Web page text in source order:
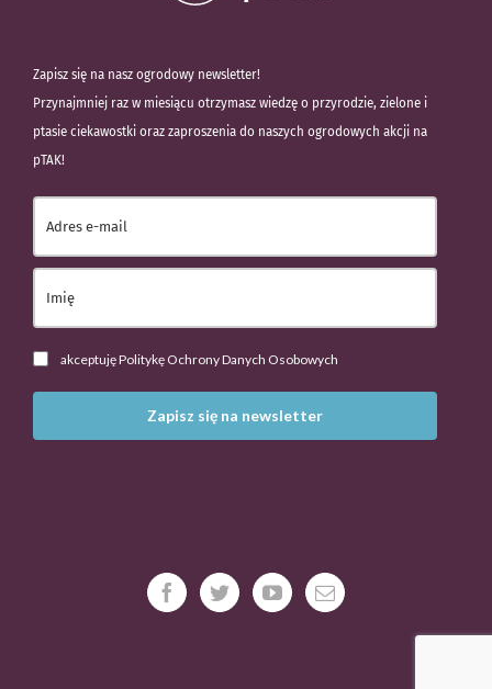
Zapisz się na nasz ogrodowy newsletter!
Przynajmniej raz w miesiącu otrzymasz wiedzę o przyrodzie, zielone i
ptasie ciekawostki oraz zaproszenia do naszych ogrodowych akcji na
pTAK!
akceptuję Politykę Ochrony Danych Osobowych
Zapisz się na newsletter